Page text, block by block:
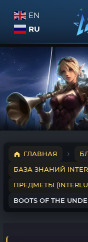
EN
RU
ГЛАВНАЯ
БАЗА ЗНАНИЙ
ПРЕДМЕТЫ
BOOTS OF THE